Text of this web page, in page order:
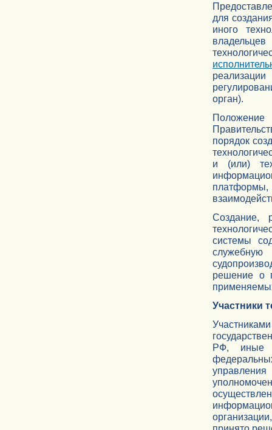
для
иного
орган).
порядок
и (или)
Создание,
системы
решение о
Участники
РФ, иные